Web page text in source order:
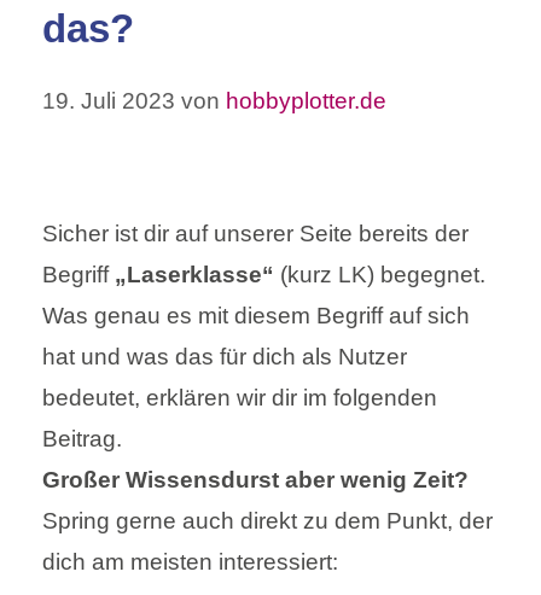
das?
19. Juli 2023 von hobbyplotter.de
Sicher ist dir auf unserer Seite bereits der
Begriff„Laserklasse“ (kurz LK) begegnet.
Was genau es mit diesem Begriff auf sich
hat und was das für dich als Nutzer
bedeutet, erklären wir dir im folgenden
Beitrag.
Großer Wissensdurst aber wenig Zeit?
Spring gerne auch direkt zu dem Punkt, der
dich am meisten interessiert: